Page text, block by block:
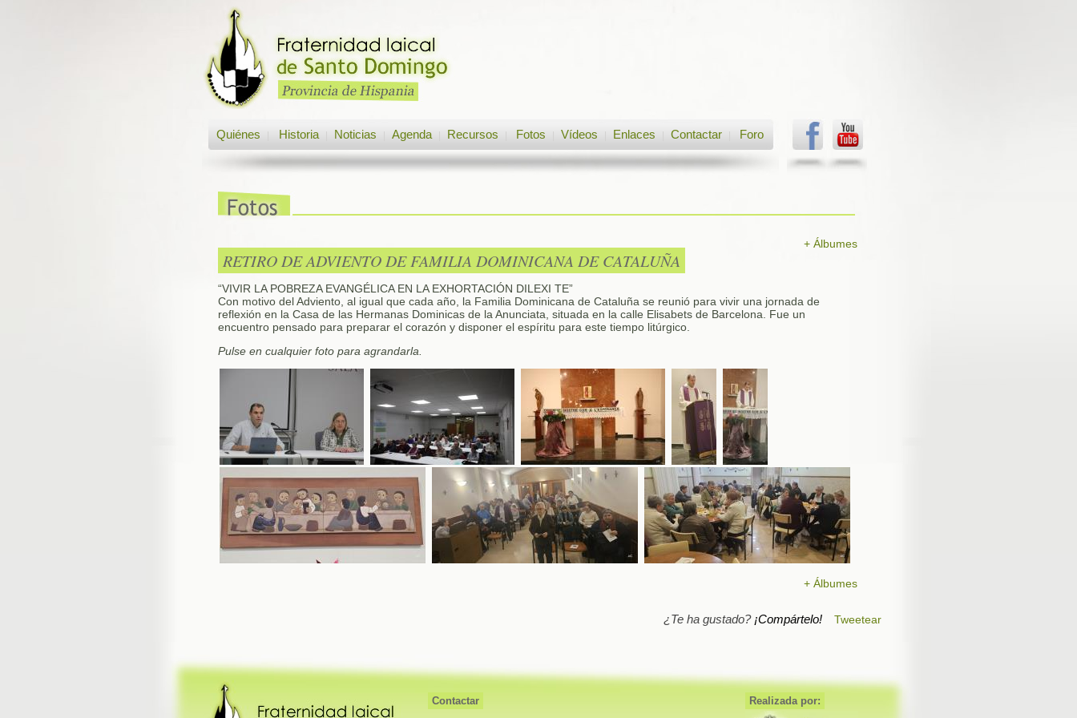
Quiénes Historia Noticias Agenda Recursos Fotos Vídeos Enlaces Contactar Foro
+ Álbumes
RETIRO DE ADVIENTO DE FAMILIA DOMINICANA DE CATALUÑA
“VIVIR LA POBREZA EVANGÉLICA EN LA EXHORTACIÓN DILEXI TE”
Con motivo del Adviento, al igual que cada año, la Familia Dominicana de Cataluña se reunió para vivir una jornada de
reflexión en la Casa de las Hermanas Dominicas de la Anunciata, situada en la calle Elisabets de Barcelona. Fue un
encuentro pensado para preparar el corazón y disponer el espíritu para este tiempo litúrgico.
Pulse en cualquier foto para agrandarla.
+ Álbumes
¿Te ha gustado? ¡Compártelo! Tweetear
Contactar Realizada por: